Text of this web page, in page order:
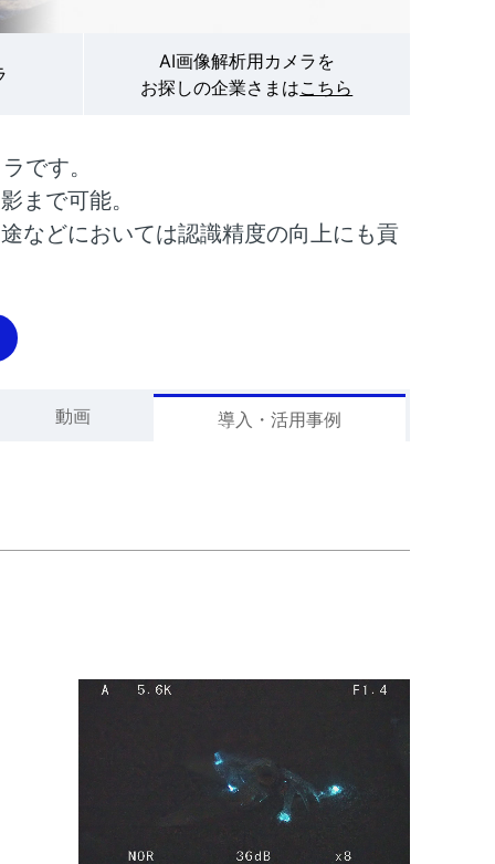
AI画像解析用カメラを
お探しの企業さまはこちら
です。
まで可能。
などにおいては認識精度の向上にも貢
動画 導入・活用事例